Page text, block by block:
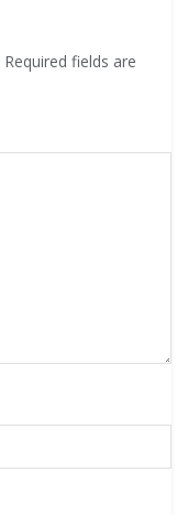
Required fields are